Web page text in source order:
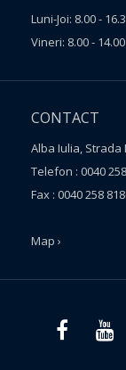
Luni-Joi: 8.00 -
Vineri: 8.00 - 14.00
CONTACT
Alba Iulia, Strada
Telefon : 0040
Fax : 0040 258
Map ›